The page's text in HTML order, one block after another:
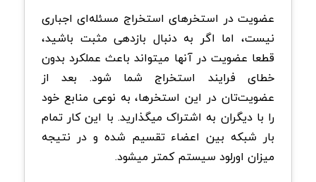
عضویت در استخرهای استخراج مسئله‌ای اجباری
نیست، اما اگر به دنبال بازدهی مثبت باشید،
قطعا عضویت در آنها میتواند باعث عملکرد بدون
خطای فرایند استخراج شما شود. بعد از
عضویت‌تان در این استخرها، به نوعی منابع خود
را با دیگران به اشتراک میگذارید. با این کار تمام
بار شبکه بین اعضاء تقسیم شده و در نتیجه
میزان اورلود سیستم کمتر میشود.